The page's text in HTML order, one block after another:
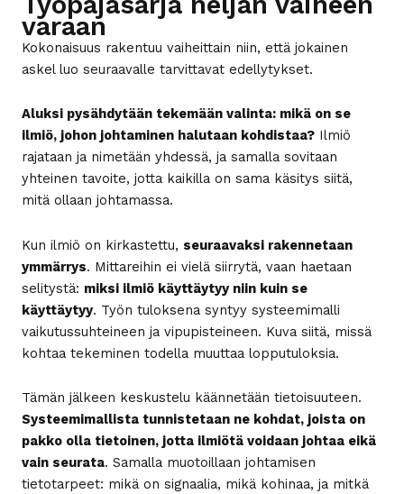
varaan
Kokonaisuus rakentuu vaiheittain niin, että jokainen
askel luo seuraavalle tarvittavat edellytykset.
Aluksi pysähdytään tekemään valinta: mikä on se
ilmiö, johon johtaminen halutaan kohdistaa? Ilmiö
rajataan ja nimetään yhdessä, ja samalla sovitaan
yhteinen tavoite, jotta kaikilla on sama käsitys siitä,
mitä ollaan johtamassa.
Kun ilmiö on kirkastettu, seuraavaksi rakennetaan
ymmärrys. Mittareihin ei vielä siirrytä, vaan haetaan
selitystä: miksi ilmiö käyttäytyy niin kuin se
käyttäytyy. Työn tuloksena syntyy systeemimalli
vaikutussuhteineen ja vipupisteineen. Kuva siitä, missä
kohtaa tekeminen todella muuttaa lopputuloksia.
Tämän jälkeen keskustelu käännetään tietoisuuteen.
Systeemimallista tunnistetaan ne kohdat, joista on
pakko olla tietoinen, jotta ilmiötä voidaan johtaa eikä
vain seurata. Samalla muotoillaan johtamisen
tietotarpeet: mikä on signaalia, mikä kohinaa, ja mitkä